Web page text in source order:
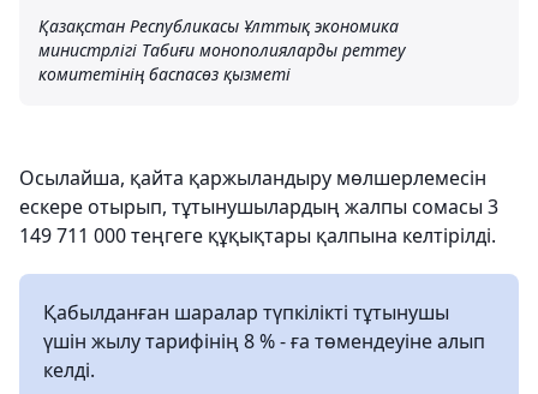
Қазақстан Республикасы Ұлттық экономика
министрлігі Табиғи монополияларды реттеу
комитетінің баспасөз қызметі
Осылайша, қайта қаржыландыру мөлшерлемесін
ескере отырып, тұтынушылардың жалпы сомасы 3
149 711 000 теңгеге құқықтары қалпына келтірілді.
Қабылданған шаралар түпкілікті тұтынушы
үшін жылу тарифінің 8 % - ға төмендеуіне алып
келді.